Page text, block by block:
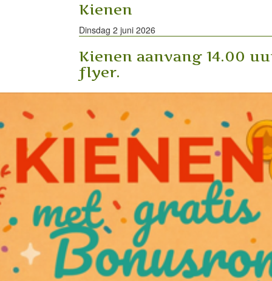
Kienen
Dinsdag 2 juni 2026
Kienen aanvang 14.00
flyer.